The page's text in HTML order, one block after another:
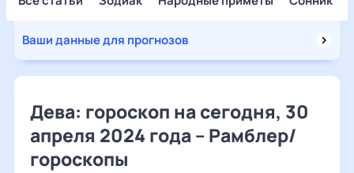
Ваши данные для прогнозов
Дева: гороскоп на сегодня, 30
апреля 2024 года – Рамблер/
гороскопы